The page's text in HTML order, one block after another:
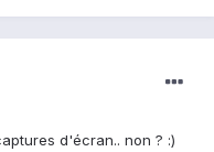
d'écran.. non ? :)